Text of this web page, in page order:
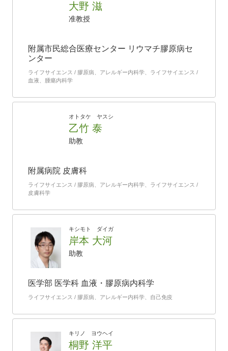
大野 滋
准教授
附属市民総合医療センター リウマチ膠原病セ
ンター
ライフサイエンス / 膠原病、アレルギー内科学、ライフサイエンス /
血液、腫瘍内科学
オトタケ ヤスシ
乙竹 泰
助教
附属病院 皮膚科
ライフサイエンス / 膠原病、アレルギー内科学、ライフサイエンス /
皮膚科学
キシモト ダイガ
岸本 大河
助教
医学部 医学科 血液・膠原病内科学
ライフサイエンス / 膠原病、アレルギー内科学、自己免疫
キリノ ヨウヘイ
桐野 洋平